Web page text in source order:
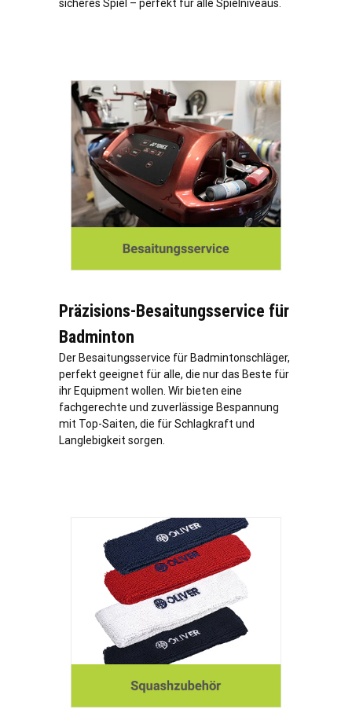
sicheres Spiel – perfekt für alle Spielniveaus.
Präzisions-Besaitungsservice für
Badminton
Der Besaitungsservice für Badmintonschläger,
perfekt geeignet für alle, die nur das Beste für
ihr Equipment wollen. Wir bieten eine
fachgerechte und zuverlässige Bespannung
mit Top-Saiten, die für Schlagkraft und
Langlebigkeit sorgen.